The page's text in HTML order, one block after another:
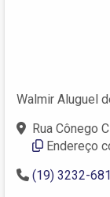
Walmir Aluguel
Rua Cônego
Endereço
(19) 3232-